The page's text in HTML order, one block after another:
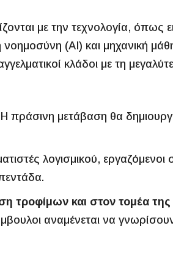
με την τεχνολογία, όπως
νοημοσύνη (AI) και μηχανική
κλάδοι με τη
Η πράσινη μετάβαση θα
λογισμικού, εργαζόμενοι
τροφίμων και στον τομέα
αναμένεται να